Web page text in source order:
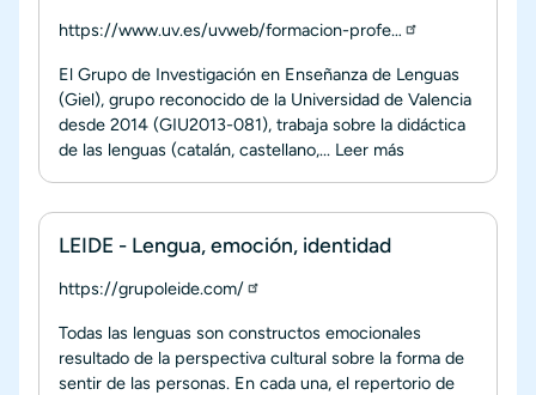
https://www.uv.es/uvweb/formacion-profe…
El Grupo de Investigación en Enseñanza de Lenguas
(Giel), grupo reconocido de la Universidad de Valencia
desde 2014 (GIU2013-081), trabaja sobre la didáctica
de las lenguas (catalán, castellano,... Leer más
LEIDE - Lengua, emoción, identidad
https://grupoleide.com/
Todas las lenguas son constructos emocionales
resultado de la perspectiva cultural sobre la forma de
sentir de las personas. En cada una, el repertorio de